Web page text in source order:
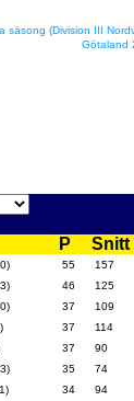
säsong (Division III
Götaland
P Snitt
55
157
46
125
37
109
37
114
37
90
35
74
34
94